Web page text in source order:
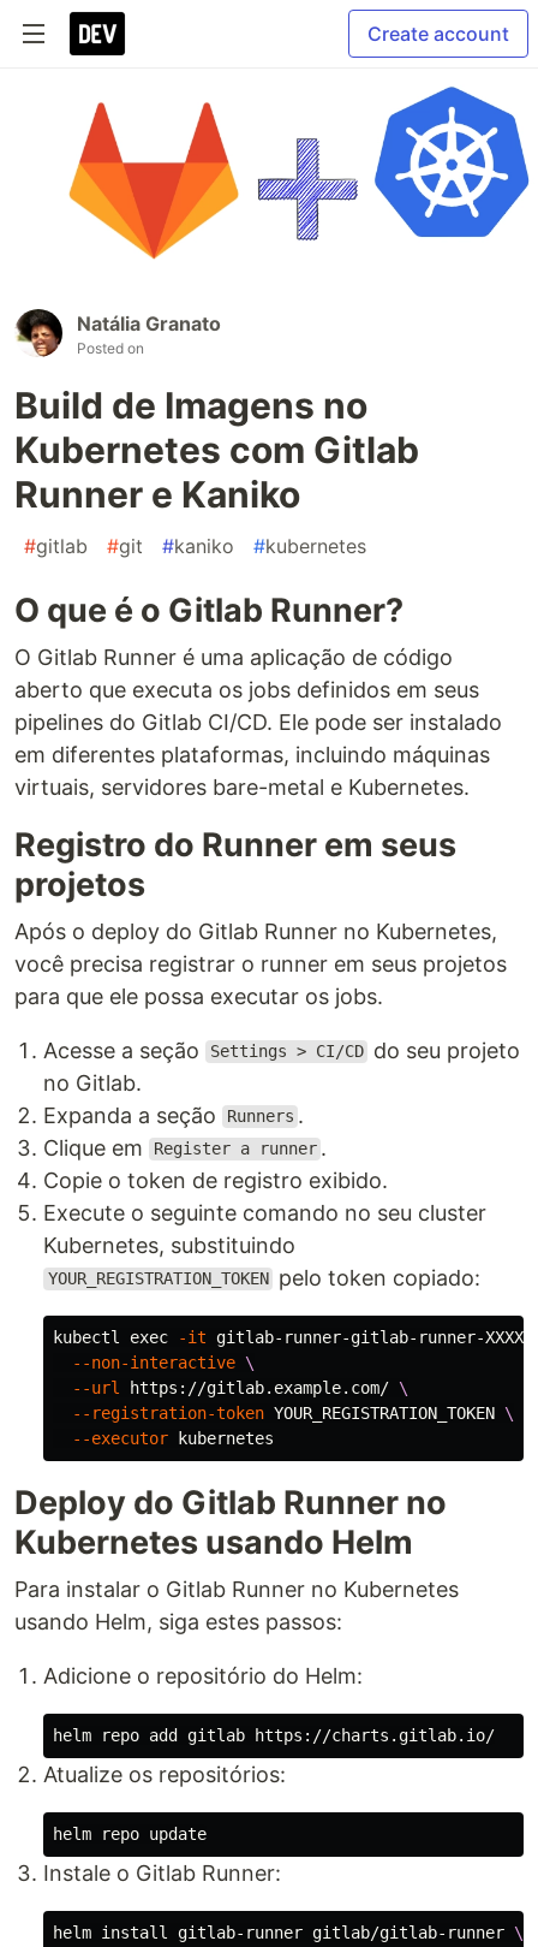
Create account
Natália Granato
Posted on
Build de Imagens no
Kubernetes com Gitlab
Runner e Kaniko
#gitlab #git #kaniko #kubernetes
O que é o Gitlab Runner?
O Gitlab Runner é uma aplicação de código
aberto que executa os jobs definidos em seus
pipelines do Gitlab CI/CD. Ele pode ser instalado
em diferentes plataformas, incluindo máquinas
virtuais, servidores bare-metal e Kubernetes.
Registro do Runner em seus
projetos
Após o deploy do Gitlab Runner no Kubernetes,
você precisa registrar o runner em seus projetos
para que ele possa executar os jobs.
Acesse a seção Settings > CI/CD do seu projeto
no Gitlab.
Expanda a seção
Runners .
Clique em
Register a runner .
Copie o token de registro exibido.
Execute o seguinte comando no seu cluster
Kubernetes, substituindo
YOUR_REGISTRATION_TOKEN pelo token copiado:
kubectl exec -it gitlab-runner-gitlab-runner-XXXXX-
--non-interactive \
--url
https://gitlab.example.com/ \
--registration-token YOUR_REGISTRATION_TOKEN \
--executor
Deploy do Gitlab Runner no
Kubernetes usando Helm
Para instalar o Gitlab Runner no Kubernetes
usando Helm, siga estes passos:
Adicione o repositório do Helm:
Atualize os repositórios:
Instale o Gitlab Runner:
helm install gitlab-runner gitlab/gitlab-runner \